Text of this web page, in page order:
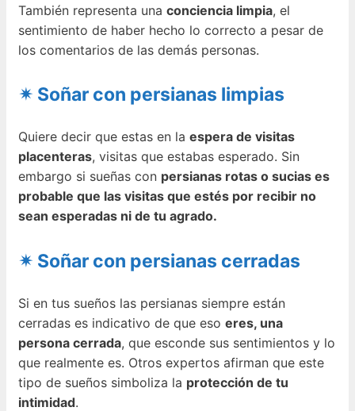
También representa una conciencia limpia, el
sentimiento de haber hecho lo correcto a pesar de
los comentarios de las demás personas.
✴ Soñar con persianas limpias
Quiere decir que estas en la espera de visitas
placenteras, visitas que estabas esperado. Sin
embargo si sueñas con persianas rotas o sucias es
probable que las visitas que estés por recibir no
sean esperadas ni de tu agrado.
✴ Soñar con persianas cerradas
Si en tus sueños las persianas siempre están
cerradas es indicativo de que eso eres, una
persona cerrada, que esconde sus sentimientos y lo
que realmente es. Otros expertos afirman que este
tipo de sueños simboliza la protección de tu
intimidad.